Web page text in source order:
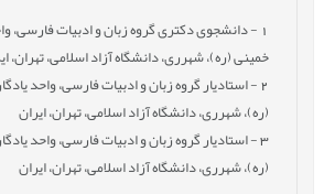
- دانشجوی دکتری گروه زبان و ادبیات فارسی،
خمینی (ره)، شهرری، دانشگاه آزاد اسلامی، تهران،
2- استادیار گروه زبان و ادبیات فارسی، واحد
(ره)، شهرری، دانشگاه آزاد اسلامی، تهران، ایران
3- استادیار گروه زبان و ادبیات فارسی، واحد
(ره)، شهرری، دانشگاه آزاد اسلامی، تهران، ایران